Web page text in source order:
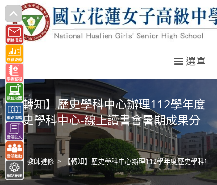
跳
轉
至
主
要
內
容
選單
【轉知】歷史學科中心辦理112學年度
歷史學科中心-線上讀書會暑期成果分
享
> 教師進修 > 【轉知】歷史學科中心辦理112學年度歷史學科中